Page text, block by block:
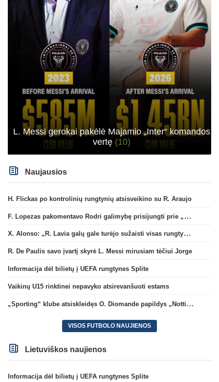
L. Messi gerokai pakėlė Majamio „Inter“ komandos
vertę (10)
Naujausios
H. Flickas po kontrolinių rungtynių atsisveikino su R. Araujo
F. Lopezas pakomentavo Rodri galimybę prisijungti prie „Barcelona“ ekipos
X. Alonso: „R. Lavia galų gale turėjo sužaisti visas rungtynes“
R. De Paulis savo įvartį skyrė L. Messi mirusiam tėčiui Jorge
Informacija dėl bilietų į UEFA rungtynes Splite
Vaikinų U15 rinktinei nepavyko atsirevanšuoti estams
„Sporting“ klube atsiskleidęs O. Diomande papildys „Nottingham“ gretas
VISOS FUTBOLO NAUJIENOS
Lietuviškos naujienos
Informacija dėl bilietų į UEFA rungtynes Splite